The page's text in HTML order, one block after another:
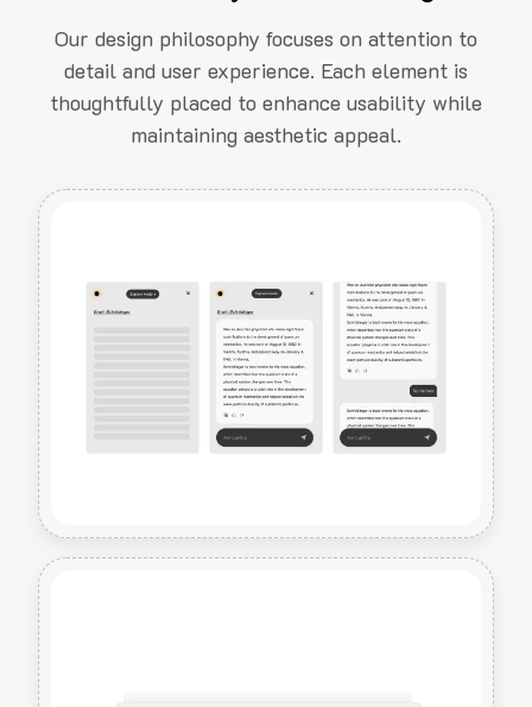
Our design philosophy focuses on attention to
detail and user experience. Each element is
thoughtfully placed to enhance usability while
maintaining aesthetic appeal.